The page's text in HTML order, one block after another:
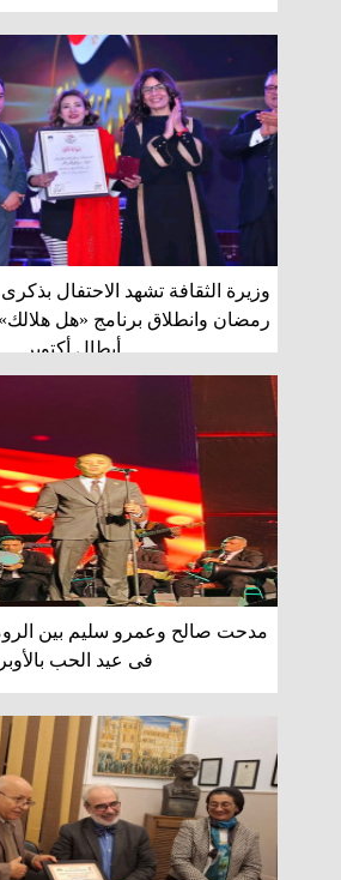
وزيرة الثقافة تشهد الاحتفال
رمضان وانطلاق برنامج «هل
أبطال أكتوبر
مدحت صالح وعمرو سليم بين
فى عيد الحب بالأوبرا